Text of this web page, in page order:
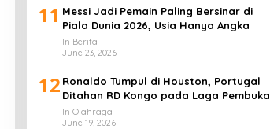
11 Messi Jadi Pemain Paling Bersinar di
Piala Dunia 2026, Usia Hanya Angka
In Berita
June 23, 2026
12 Ronaldo Tumpul di Houston, Portugal
Ditahan RD Kongo pada Laga Pembuka
In Olahraga
June 19, 2026